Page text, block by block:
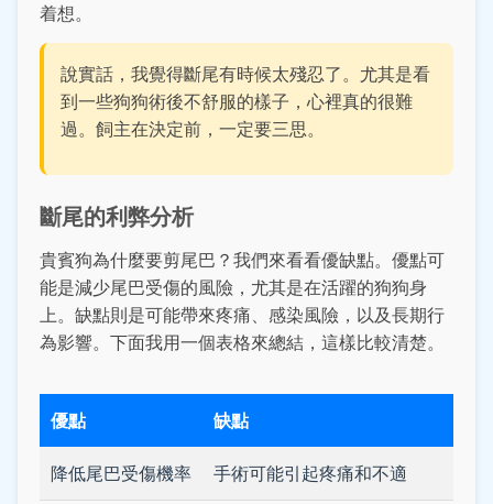
着想。
說實話，我覺得斷尾有時候太殘忍了。尤其是看
到一些狗狗術後不舒服的樣子，心裡真的很難
過。飼主在決定前，一定要三思。
斷尾的利弊分析
貴賓狗為什麼要剪尾巴？我們來看看優缺點。優點可
能是減少尾巴受傷的風險，尤其是在活躍的狗狗身
上。缺點則是可能帶來疼痛、感染風險，以及長期行
為影響。下面我用一個表格來總結，這樣比較清楚。
優點 缺點
降低尾巴受傷機率 手術可能引起疼痛和不適